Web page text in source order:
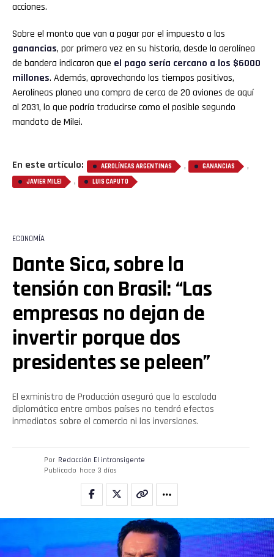
acciones.
Sobre el monto que van a pagar por el impuesto a las
ganancias, por primera vez en su historia, desde la aerolínea
de bandera indicaron que el pago sería cercano a los $6000
millones. Además, aprovechando los tiempos positivos,
Aerolíneas planea una compra de cerca de 20 aviones de aquí
al 2031, lo que podría traducirse como el posible segundo
mandato de Milei.
En este artículo: AEROLÍNEAS ARGENTINAS , GANANCIAS ,
JAVIER MILEI , LUIS CAPUTO
ECONOMÍA
Dante Sica, sobre la
tensión con Brasil: “Las
empresas no dejan de
invertir porque dos
presidentes se peleen”
El exministro de Producción aseguró que la escalada
diplomática entre ambos países no tendrá efectos
inmediatos sobre el comercio ni las inversiones.
Por Redacción El intransigente
Publicado hace 3 días